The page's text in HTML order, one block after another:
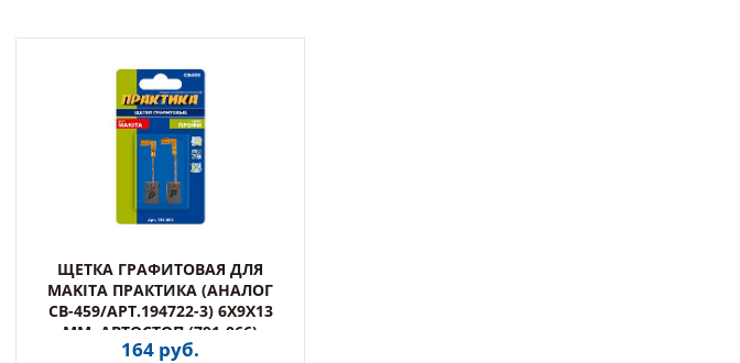
ЩЕТКА ГРАФИТОВАЯ ДЛЯ
MAKITA ПРАКТИКА (АНАЛОГ
CB-459/АРТ.194722-3) 6X9X13
ММ, АВТОСТОП (791-066)
164 руб.